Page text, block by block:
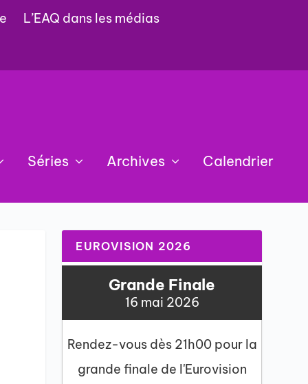
L’EAQ dans les médias
Séries Archives Calendrier
EUROVISION 2026
Grande Finale
16 mai 2026
Rendez-vous dès 21h00 pour la
grande finale de l'Eurovision